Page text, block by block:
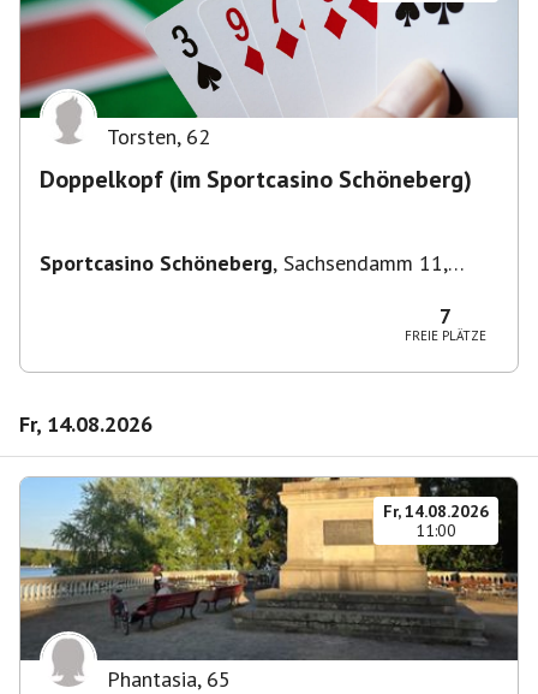
Torsten, 62
Doppelkopf (im Sportcasino Schöneberg)
Sportcasino Schöneberg, Sachsendamm 11,
7
FREIE PLÄTZE
Fr, 14.08.2026
Fr, 14.08.2026
11:00
Phantasia, 65